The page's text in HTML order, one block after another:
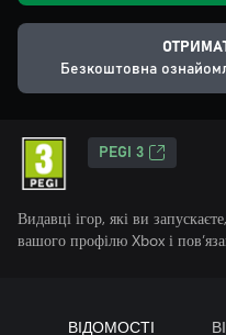
Безкоштовна
PEGI 3
Видавці ігор, які ви
вашого профілю Xbox і
ВІДОМОСТІ